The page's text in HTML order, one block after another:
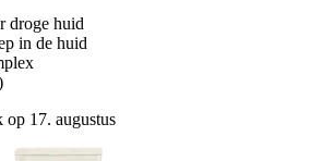
droge huid
in de huid
17. augustus